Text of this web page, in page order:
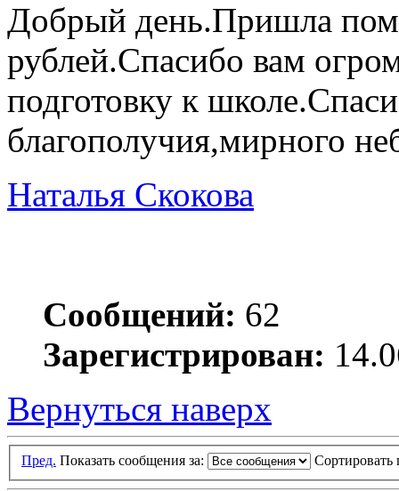
Добрый день.Пришла
рублей.Спасибо вам
подготовку к
благополучия,мирного
Наталья Скокова
Сообщений: 62
Зарегистрирован:
Вернуться наверх
Пред. Показать сообщения за: Сортировать